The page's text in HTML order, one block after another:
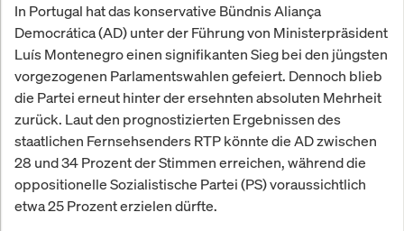
In Portugal hat das konservative Bündnis Aliança
Democrática (AD) unter der Führung von Ministerpräsident
Luís Montenegro einen signifikanten Sieg bei den jüngsten
vorgezogenen Parlamentswahlen gefeiert. Dennoch blieb
die Partei erneut hinter der ersehnten absoluten Mehrheit
zurück. Laut den prognostizierten Ergebnissen des
staatlichen Fernsehsenders RTP könnte die AD zwischen
28 und 34 Prozent der Stimmen erreichen, während die
oppositionelle Sozialistische Partei (PS) voraussichtlich
etwa 25 Prozent erzielen dürfte.